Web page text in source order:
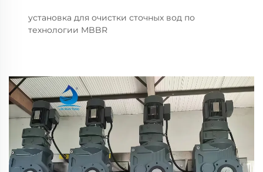
установка для очистки сточных вод по
технологии MBBR